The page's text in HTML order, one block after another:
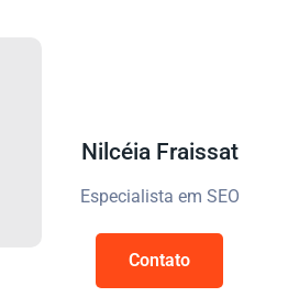
Nilcéia Fraissat
Especialista em SEO
Contato